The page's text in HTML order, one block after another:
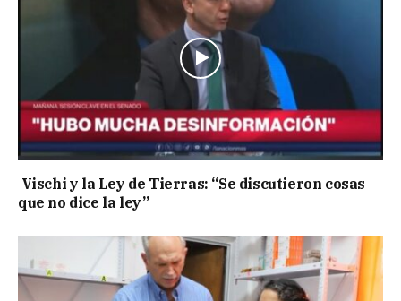
Vischi y la Ley de Tierras: “Se discutieron cosas
que no dice la ley”